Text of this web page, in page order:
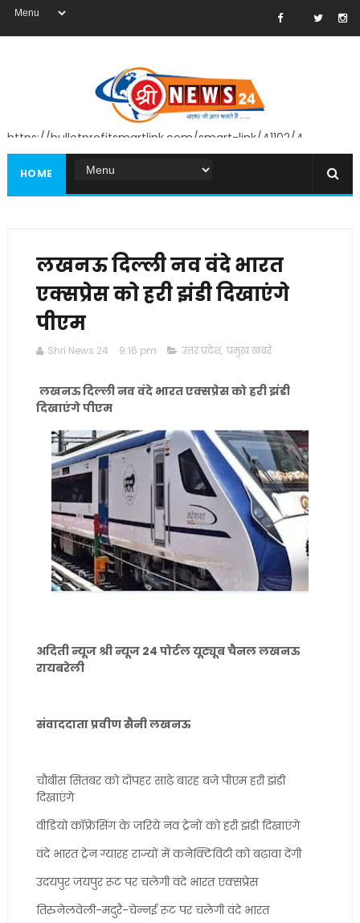
https://bulletprofitsmartlink.com/smart-link/41102/4
HOME
लखनऊ दिल्ली नव वंदे भारत
एक्सप्रेस को हरी झंडी दिखाएंगे
पीएम
Shri News 24 9:16 pm उत्तर प्रदेश, प्रमुख खबरें
लखनऊ दिल्ली नव वंदे भारत एक्सप्रेस को हरी झंडी
दिखाएंगे पीएम
अदिती न्यूज श्री न्यूज 24 पोर्टल यूट्यूब चैनल लखनऊ
रायबरेली
संवाददाता प्रवीण सैनी लखनऊ
चौबीस सितंबर को दोपहर साढ़े बारह बजे पीएम हरी झंडी
दिखाएंगे
वीडियो कॉफ्रेंसिंग के जरिये नव ट्रेनों को हरी झंडी दिखाएंगे
वंदे भारत ट्रेन ग्यारह राज्यों में कनेक्टिविटी को बढ़ावा देंगी
उदयपुर जयपुर रूट पर चलेगी वंदे भारत एक्सप्रेस
तिरुनेलवेली-मदुरै-चेन्नई रूट पर चलेगी वंदे भारत